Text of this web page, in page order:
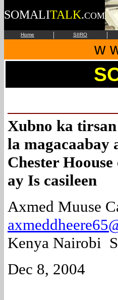
SOMALITALK.COM
Home | SIIRO |
w
Xubno ka
la magacaabay
Chester
ay Is casileen
Axmed Muuse
Kenya Nairobi
Dec 8, 2004